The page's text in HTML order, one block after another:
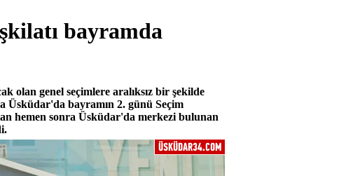
bayramda
olan genel seçimlere aralıksız bir şekilde
Üsküdar'da bayramın 2. günü Seçim
hemen sonra Üsküdar'da merkezi bulunan